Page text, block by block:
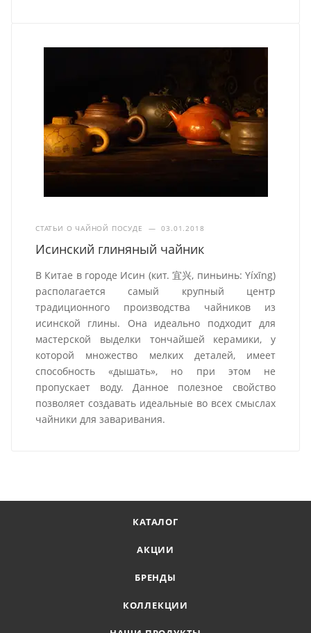
СТАТЬИ О ЧАЙНОЙ ПОСУДЕ — 03.01.2018
Исинский глиняный чайник
В Китае в городе Исин (кит. 宜兴, пиньинь: Yíxīng)
располагается самый крупный центр
традиционного производства чайников из
исинской глины. Она идеально подходит для
мастерской выделки тончайшей керамики, у
которой множество мелких деталей, имеет
способность «дышать», но при этом не
пропускает воду. Данное полезное свойство
позволяет создавать идеальные во всех смыслах
чайники для заваривания.
КАТАЛОГ
АКЦИИ
БРЕНДЫ
КОЛЛЕКЦИИ